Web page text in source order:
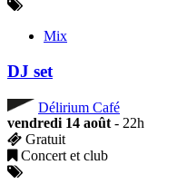
Mix
DJ set
Délirium Café
vendredi 14 août- 22h
Gratuit
Concert et club